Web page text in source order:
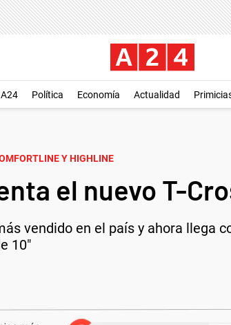
Política Economía Actualidad
Y HIGHLINE
el nuevo T-
vendido en el país y ahora llega
10"